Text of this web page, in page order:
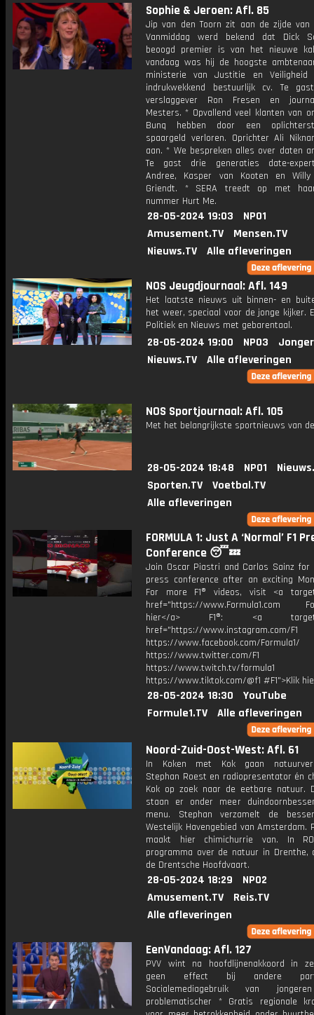
Sophie & Jeroen: Afl. 85
Jip van den Toorn zit aan de zijde van
Vanmiddag werd bekend dat Dick
beoogd premier is van het nieuwe
vandaag was hij de hoogste
ministerie van Justitie en
indrukwekkend bestuurlijk cv. Te
verslaggever Ron Fresen en
Mesters. * Opvallend veel klanten van
Bunq hebben door een
spaargeld verloren. Oprichter Ali
aan. * We bespreken alles over daten
Te gast drie generaties date-
Andree, Kasper van Kooten en
Griendt. * SERA treedt op met
nummer Hurt Me.
28-05-2024 19:03
NPO1
Amusement.TV
Mensen.TV
Nieuws.TV
Alle afleveringen
NOS Jeugdjournaal: Afl. 149
Het laatste nieuws uit binnen- en
het weer, speciaal voor de jonge kijker.
Politiek en Nieuws met gebarentaal.
28-05-2024 19:00 NPO3
Nieuws.TV
Alle afleveringen
NOS Sportjournaal: Afl. 105
Met het belangrijkste sportnieuws van
28-05-2024 18:48 NPO1
Sporten.TV
Voetbal.TV
Alle afleveringen
FORMULA 1: Just A ‘Normal’ F1
Conference 😴💤
Join Oscar Piastri and Carlos Sainz
press conference after an exciting
For more F1® videos, visit <a
href="https://www.Formula1.com
hier</a> F1®: <a
href="https://www.instagram.com/F1
https://www.facebook.com/Formula1/
https://www.twitter.com/F1
https://www.twitch.tv/formula1
https://www.tiktok.com/@f1 #F1">Klik
28-05-2024 18:30
YouTube
Formule1.TV
Alle afleveringen
Noord-Zuid-Oost-West: Afl. 61
In Koken met Kok gaan
Stephan Roest en radiopresentator én
Kok op zoek naar de eetbare natuur.
staan er onder meer
menu. Stephan verzamelt de
Westelijk Havengebied van Amsterdam.
maakt hier chimichurrie van. In
programma over de natuur in Drenthe,
de Drentsche Hoofdvaart.
28-05-2024 18:29
NPO2
Amusement.TV
Reis.TV
Alle afleveringen
EenVandaag: Afl. 127
PVV wint na hoofdlijnenakkoord in
geen effect bij andere
Socialemediagebruik van
problematischer * Gratis regionale